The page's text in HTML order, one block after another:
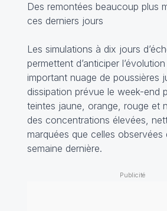
Des remontées beaucoup plus
ces derniers jours
Les simulations à dix jours
permettent d’anticiper
important nuage de poussières
dissipation prévue le week-end
teintes jaune, orange, rouge et
des concentrations élevées,
marquées que celles observées
semaine dernière.